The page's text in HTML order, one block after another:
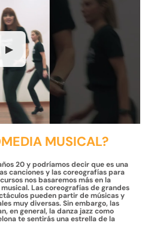
▶
MUSICAL?
20 y podríamos decir que es una
canciones y las coreografías para
nos basaremos más en la
Las coreografías de grandes
pueden partir de músicas y
muy diversas. Sin embargo, las
en general, la danza jazz como
te sentirás una estrella de la